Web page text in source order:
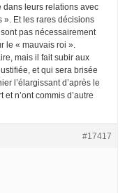
dans leurs relations avec
». Et les rares décisions
pas nécessairement
le « mauvais roi ».
mais il fait subir aux
et qui sera brisée
l’élargissant d’après le
n’ont commis d’autre
#17417